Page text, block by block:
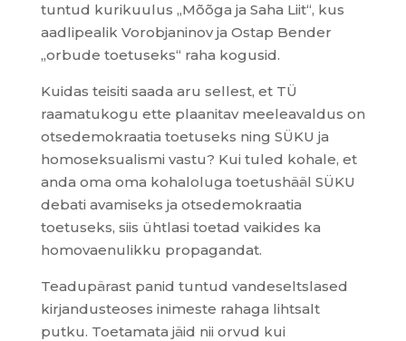
tuntud kurikuulus „Mõõga ja Saha Liit“, kus
aadlipealik Vorobjaninov ja Ostap Bender
„orbude toetuseks“ raha kogusid.
Kuidas teisiti saada aru sellest, et TÜ
raamatukogu ette plaanitav meeleavaldus on
otsedemokraatia toetuseks ning SÜKU ja
homoseksualismi vastu? Kui tuled kohale, et
anda oma oma kohaloluga toetushääl SÜKU
debati avamiseks ja otsedemokraatia
toetuseks, siis ühtlasi toetad vaikides ka
homovaenulikku propagandat.
Teadupärast panid tuntud vandeseltslased
kirjandusteoses inimeste rahaga lihtsalt
putku. Toetamata jäid nii orvud kui